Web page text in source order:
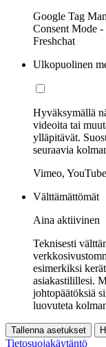
Google Tag
Consent Mode
Freshchat
Ulkopuolinen
Hyväksymällä
videoita tai
ylläpitävät.
seuraavia
Vimeo, YouTube
Välttämättömät
Aina aktiivinen
Teknisesti
esimerkiksi
asiakastilillesi.
johtopäätöksiä
luovuteta
Tallenna asetukset
Tietosuojakäytäntö